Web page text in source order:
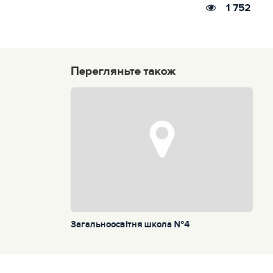
1 752
Перегляньте також
Загальноосвітня школа №4